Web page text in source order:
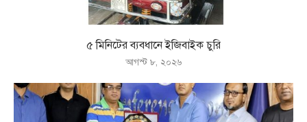
৫ মিনিটের ব্যবধানে ইজিবাইক চুরি
আগস্ট ৮, ২০২৬